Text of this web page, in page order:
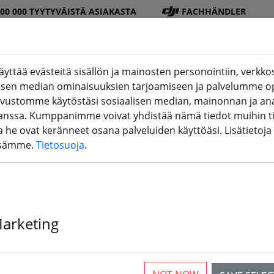
000 TYYTYVÄISTÄ ASIAKASTA FACHHÄNDLER
DJI
Shop
Paristo
t
Potkur
i
Tarvikkee
t
3D-
tulostus
evästeitä sisällön ja mainosten personointiin,
median ominaisuuksien tarjoamiseen ja palvelumme
käytöstäsi sosiaalisen median, mainonnan ja
Kumppanimme voivat yhdistää nämä tiedot muihin
ovat keränneet osana palveluiden käyttöäsi. Lisätietoja
Tietosuoja.